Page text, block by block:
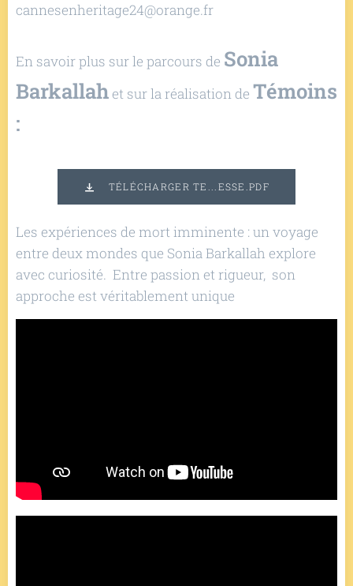
cannesenheritage24@orange.fr
En savoir plus sur le parcours de Sonia
Barkallah et sur la réalisation de Témoins
:
TÉLÉCHARGER TE...ESSE.PDF
Les expériences de mort imminente : un voyage
entre deux mondes que Sonia Barkallah explore
avec curiosité. Entre passion et rigueur, son
approche est véritablement unique